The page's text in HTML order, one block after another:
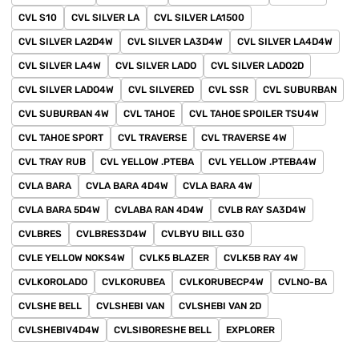
CVL S10 CVL SILVER LA CVL SILVER LA1500
CVL SILVER LA2D4W CVL SILVER LA3D4W CVL SILVER LA4D4W
CVL SILVER LA4W CVL SILVER LADO CVL SILVER LADO2D
CVL SILVER LADO4W CVL SILVERED CVL SSR CVL SUBURBAN
CVL SUBURBAN 4W CVL TAHOE CVL TAHOE SPOILER TSU4W
CVL TAHOE SPORT CVL TRAVERSE CVL TRAVERSE 4W
CVL TRAY RUB CVL YELLOW .PTEBA CVL YELLOW .PTEBA4W
CVLA BARA CVLA BARA 4D4W CVLA BARA 4W
CVLA BARA 5D4W CVLABA RAN 4D4W CVLB RAY SA3D4W
CVLBRES CVLBRES3D4W CVLBYU BILL G30
CVLE YELLOW NOKS4W CVLK5 BLAZER CVLK5B RAY 4W
CVLKOROLADO CVLKORUBEA CVLKORUBECP4W CVLNO-BA
CVLSHE BELL CVLSHEBI VAN CVLSHEBI VAN 2D
CVLSHEBIV4D4W CVLSIBORESHE BELL EXPLORER